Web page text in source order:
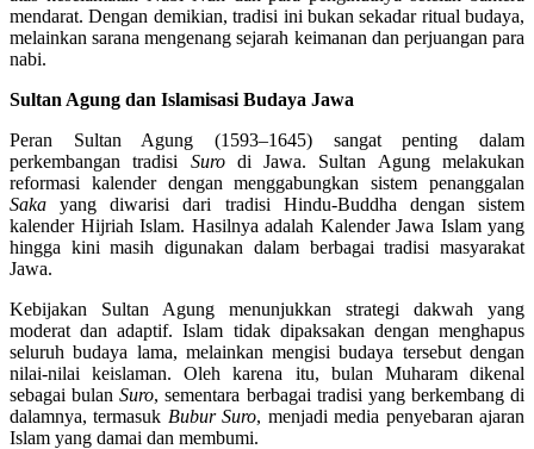
mendarat. Dengan demikian, tradisi ini bukan sekadar ritual budaya,
melainkan sarana mengenang sejarah keimanan dan perjuangan para
nabi.
Sultan Agung dan Islamisasi Budaya Jawa
Peran Sultan Agung (1593–1645) sangat penting dalam
perkembangan tradisi Surodi Jawa. Sultan Agung melakukan
reformasi kalender dengan menggabungkan sistem penanggalan
Saka yang diwarisi dari tradisi Hindu-Buddha dengan sistem
kalender Hijriah Islam. Hasilnya adalah Kalender Jawa Islam yang
hingga kini masih digunakan dalam berbagai tradisi masyarakat
Jawa.
Kebijakan Sultan Agung menunjukkan strategi dakwah yang
moderat dan adaptif. Islam tidak dipaksakan dengan menghapus
seluruh budaya lama, melainkan mengisi budaya tersebut dengan
nilai-nilai keislaman. Oleh karena itu, bulan Muharam dikenal
sebagai bulanSuro, sementara berbagai tradisi yang berkembang di
dalamnya, termasuk Bubur Suro, menjadi media penyebaran ajaran
Islam yang damai dan membumi.